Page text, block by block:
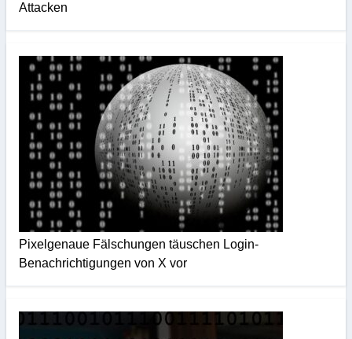
Attacken
Pixelgenaue Fälschungen täuschen Login-
Benachrichtigungen von X vor